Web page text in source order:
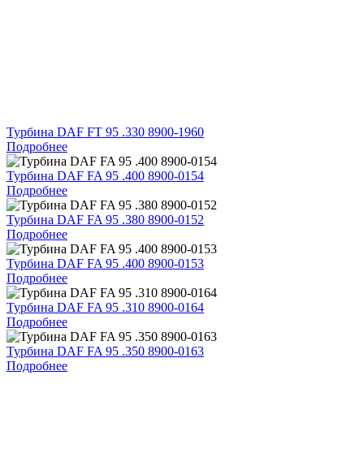
Турбина DAF FT 95 .330 8900-1960
Подробнее
Турбина DAF FA 95 .400 8900-0154
Подробнее
Турбина DAF FA 95 .380 8900-0152
Подробнее
Турбина DAF FA 95 .400 8900-0153
Подробнее
Турбина DAF FA 95 .310 8900-0164
Подробнее
Турбина DAF FA 95 .350 8900-0163
Подробнее